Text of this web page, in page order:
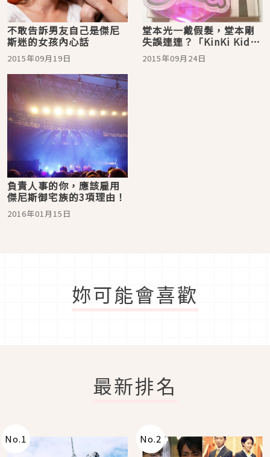
不敢告訴男友自己是傑尼
斯迷的女孩內心話
2015年09月19日
堂本光一戴假髮，堂本剛
失誤連連？「KinKi Kids
M Concert 2014-2015」
2015年09月24日
負責人事的你，應該雇用
傑尼斯御宅族的3項理由！
2016年01月15日
妳可能會喜歡
最新排名
No.1 No.2